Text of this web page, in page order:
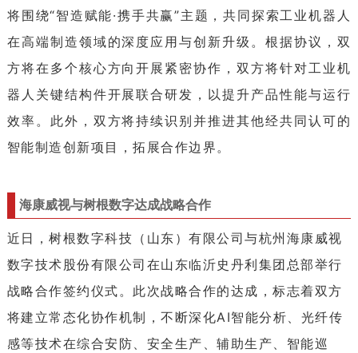
将围绕“智造赋能·携手共赢”主题，共同探索工业机器人
在高端制造领域的深度应用与创新升级。根据协议，双
方将在多个核心方向开展紧密协作，双方将针对工业机
器人关键结构件开展联合研发，以提升产品性能与运行
效率。此外，双方将持续识别并推进其他经共同认可的
智能制造创新项目，拓展合作边界。
海康威视与树根数字达成战略合作
近日，树根数字科技（山东）有限公司与杭州海康威视
数字技术股份有限公司在山东临沂史丹利集团总部举行
战略合作签约仪式。此次战略合作的达成，标志着双方
将建立常态化协作机制，不断深化AI智能分析、光纤传
感等技术在综合安防、安全生产、辅助生产、智能巡